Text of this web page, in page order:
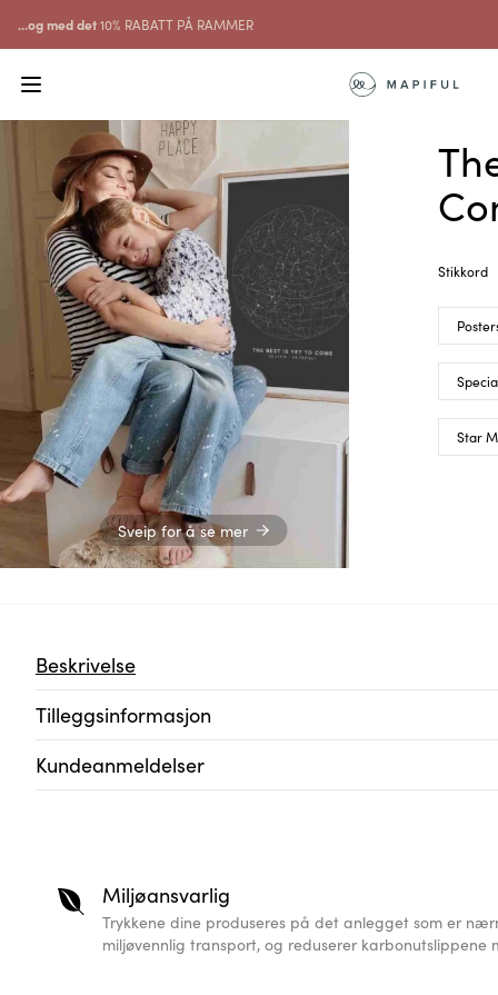
...og med det10% RABATT PÅ RAMMER
Sveip for å se mer
Stikkord
Star
Beskrivelse
Tilleggsinformasjon
Kundeanmeldelser
Miljøansvarlig
Trykkene dine produseres på det anlegget som er
miljøvennlig transport, og reduserer karbonutslippene